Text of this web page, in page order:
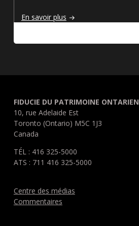
Pour nous joindre
En savoir plus
FIDUCIE DU PATRIMOINE ONTARIEN
10, rue Adelaide Est
Toronto (Ontario) M5C 1J3
Canada
TÉL : 416 325-5000
ATS : 711 416 325-5000
Centre des médias
Commentaires